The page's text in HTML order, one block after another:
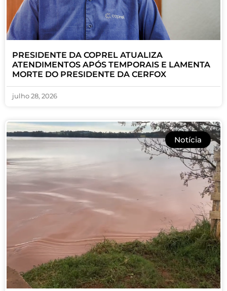
PRESIDENTE DA COPREL ATUALIZA
ATENDIMENTOS APÓS TEMPORAIS E LAMENTA
MORTE DO PRESIDENTE DA CERFOX
julho 28, 2026
Notícia